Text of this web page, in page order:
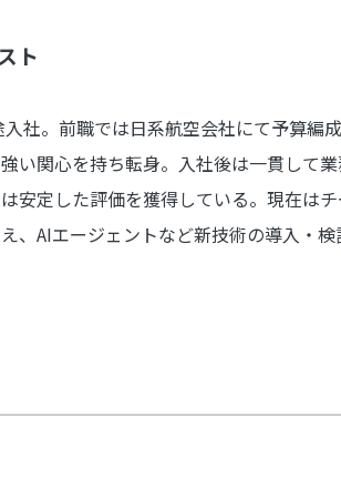
ト
社。前職では日系航空会社にて予算編
い関心を持ち転身。入社後は一貫して
安定した評価を獲得している。現在は
、AIエージェントなど新技術の導入・